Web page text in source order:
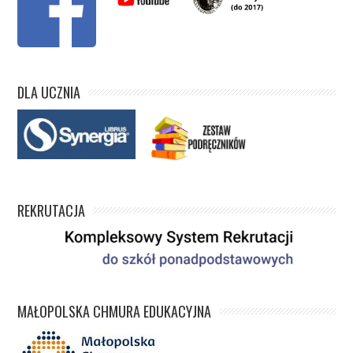
DLA UCZNIA
REKRUTACJA
MAŁOPOLSKA CHMURA EDUKACYJNA